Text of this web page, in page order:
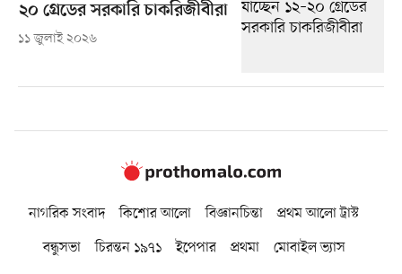
২০ গ্রেডের সরকারি চাকরিজীবীরা
১১ জুলাই ২০২৬
নাগরিক সংবাদ কিশোর আলো বিজ্ঞানচিন্তা
প্রথম আলো ট্রাস্ট
বন্ধুসভা
চিরন্তন ১৯৭১ ইপেপার প্রথমা মোবাইল ভ্যাস